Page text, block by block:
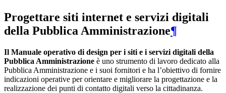
Progettare siti internet e servizi digitali
della Pubblica Amministrazione¶
Il Manuale operativo di design per i siti e i servizi digitali della
Pubblica Amministrazione è uno strumento di lavoro dedicato alla
Pubblica Amministrazione e i suoi fornitori e ha l’obiettivo di fornire
indicazioni operative per orientare e migliorare la progettazione e la
realizzazione dei punti di contatto digitali verso la cittadinanza.